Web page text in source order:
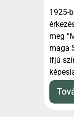
1925-
meg
maga
ifjú